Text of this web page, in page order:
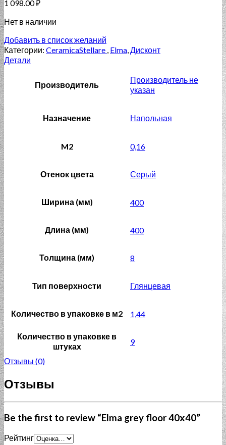
1 098.00₽
Нет в наличии
Добавить в список желаний
Категории: CeramicaStellare , Elma,Дисконт
Детали
Производитель
Производитель не
указан
Назначение Напольная
M2 0,16
Отенок цвета Серый
Ширина (мм) 400
Длина (мм) 400
Толщина (мм) 8
Тип поверхности Глянцевая
Количество в упаковке в м2 1,44
Количество в упаковке в
штуках
9
Отзывы (0)
Отзывы
Be the first to review “Elma grey floor 40х40”
Рейтинг